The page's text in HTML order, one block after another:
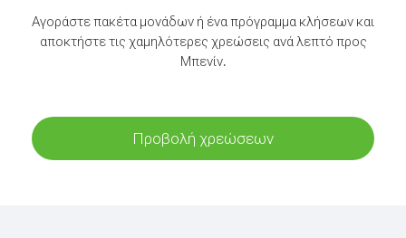
Αγοράστε πακέτα μονάδων ή ένα πρόγραμμα κλήσεων και
αποκτήστε τις χαμηλότερες χρεώσεις ανά λεπτό προς
Μπενίν.
Προβολή χρεώσεων